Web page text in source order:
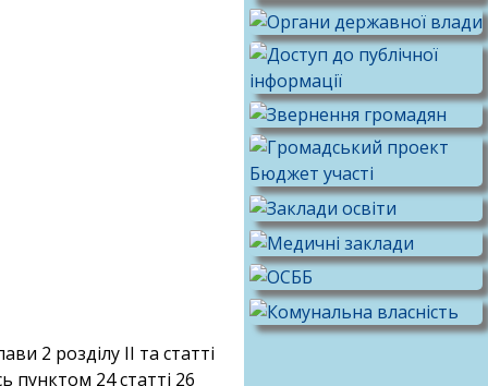
2 розділу ІІ та статті
пунктом 24 статті 26